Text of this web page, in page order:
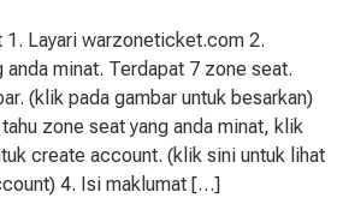
Layari warzoneticket.com 2.
anda minat. Terdapat 7 zone seat.
(klik pada gambar untuk besarkan)
zone seat yang anda minat, klik
create account. (klik sini untuk lihat
4. Isi maklumat […]